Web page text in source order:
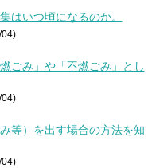
はいつ頃になるのか。
ごみ」や「不燃ごみ」とし
等）を出す場合の方法を知